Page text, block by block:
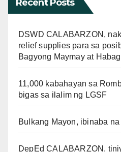
Recent Posts
DSWD CALABARZON,
relief supplies para sa
Bagyong Maymay at
11,000 kabahayan sa
bigas sa ilalim ng LGSF
Bulkang Mayon, ibinaba
DepEd CALABARZON,